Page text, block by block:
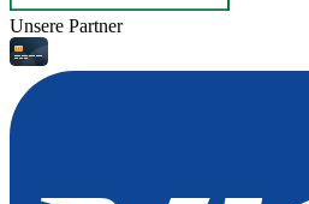
Unsere Partner